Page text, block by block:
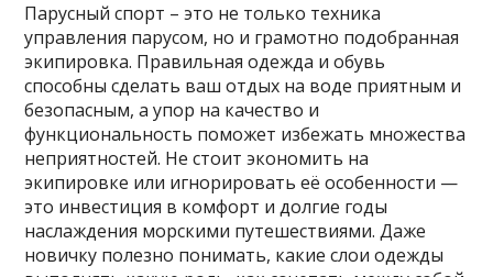
Парусный спорт – это не только техника
управления парусом, но и грамотно подобранная
экипировка. Правильная одежда и обувь
способны сделать ваш отдых на воде приятным и
безопасным, а упор на качество и
функциональность поможет избежать множества
неприятностей. Не стоит экономить на
экипировке или игнорировать её особенности —
это инвестиция в комфорт и долгие годы
наслаждения морскими путешествиями. Даже
новичку полезно понимать, какие слои одежды